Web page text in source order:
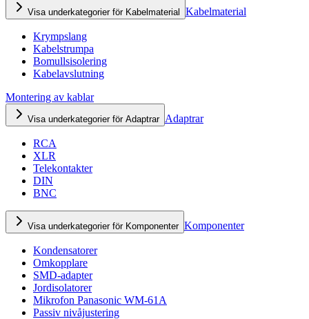
Visa underkategorier för Kabelmaterial Kabelmaterial
Krympslang
Kabelstrumpa
Bomullsisolering
Kabelavslutning
Montering av kablar
Visa underkategorier för Adaptrar Adaptrar
RCA
XLR
Telekontakter
DIN
BNC
Visa underkategorier för Komponenter Komponenter
Kondensatorer
Omkopplare
SMD-adapter
Jordisolatorer
Mikrofon Panasonic WM-61A
Passiv nivåjustering